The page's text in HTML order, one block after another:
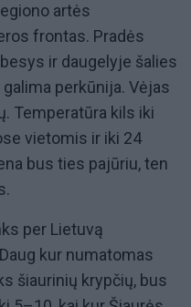
artės
frontas. Pradės
ir daugelyje šalies
perkūnija. Vėjas
Temperatūra kils iki
vietomis ir iki 24
bus ties pajūriu, ten
per Lietuvą
kur numatomas
šiaurinių krypčių, bus